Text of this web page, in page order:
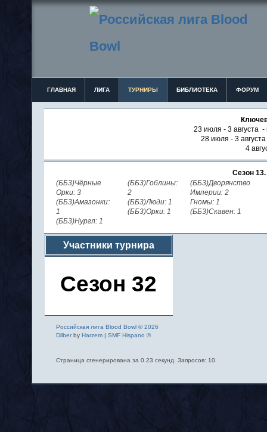
ГЛАВНАЯ ЛИГА ТУРНИРЫ БИБЛИОТЕКА ФОРУМ
23 июля - 3 августа -
28 июля - 3
4
Сезон 13.
(ББ3)Чёрные
Орки: 3
(ББ3)Амазонки:
1
(ББ3)Нургл: 1
(ББ3)Гоблины:
2
(ББ3)Люди: 1
(ББ3)Орки: 1
(ББ3)Дворянство
Империи: 2
Гномы: 1
(ББ3)Скавен: 1
Участники турнира
Сезон 32
Российская лига Blood Bowl © 2026
Dilberby Harzem| SMF Hispano ©
Страница сгенерирована за 0.23 секунд. Запросов: 10.